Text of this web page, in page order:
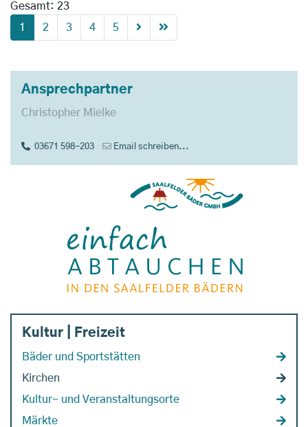
Gesamt: 23
1
2 3 4 5
Ansprechpartner
Christopher Mielke
03671 598-203 Email schreiben...
Kultur | Freizeit
Bäder und Sportstätten
Kirchen
Kultur- und Veranstaltungsorte
Märkte